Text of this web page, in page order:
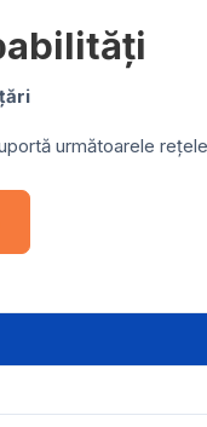
următoarele